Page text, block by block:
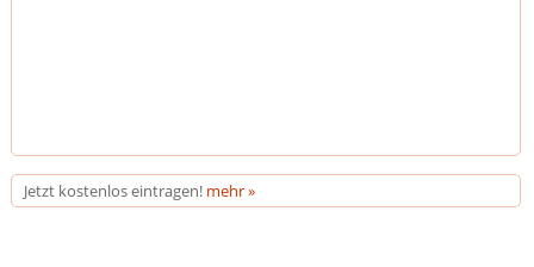
Jetzt kostenlos eintragen! mehr »